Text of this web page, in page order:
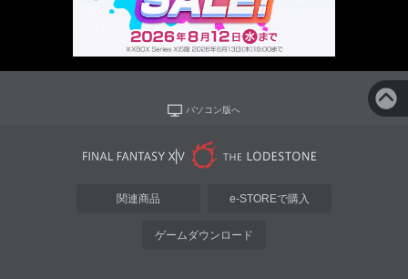
パソコン版へ
関連商品 e-STOREで購入
ゲームダウンロード